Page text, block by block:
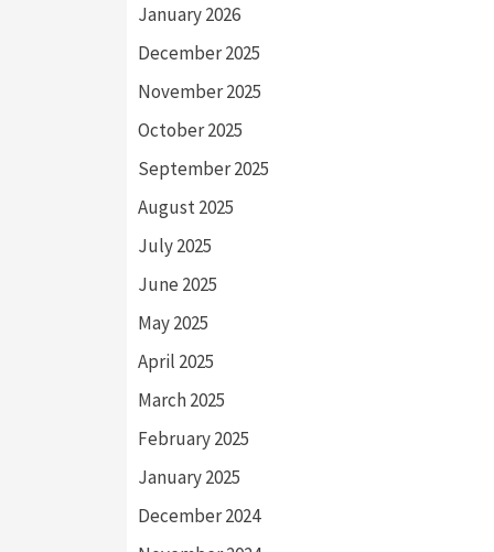
January 2026
December 2025
November 2025
October 2025
September 2025
August 2025
July 2025
June 2025
May 2025
April 2025
March 2025
February 2025
January 2025
December 2024